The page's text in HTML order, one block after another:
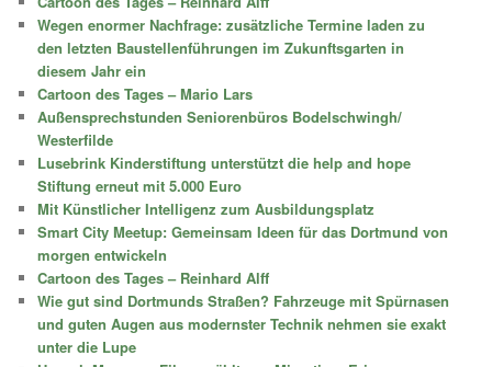
Wegen enormer Nachfrage: zusätzliche Termine laden zu
den letzten Baustellenführungen im Zukunftsgarten in
diesem Jahr ein
Cartoon des Tages – Mario Lars
Außensprechstunden Seniorenbüros Bodelschwingh/
Westerfilde
Lusebrink Kinderstiftung unterstützt die help and hope
Stiftung erneut mit 5.000 Euro
Mit Künstlicher Intelligenz zum Ausbildungsplatz
Smart City Meetup: Gemeinsam Ideen für das Dortmund von
morgen entwickeln
Cartoon des Tages – Reinhard Alff
Wie gut sind Dortmunds Straßen? Fahrzeuge mit Spürnasen
und guten Augen aus modernster Technik nehmen sie exakt
unter die Lupe